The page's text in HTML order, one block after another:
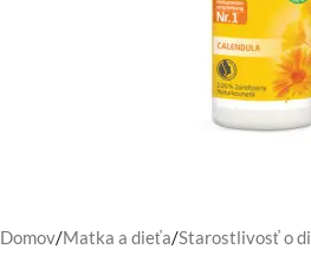
Domov/Matka a dieťa/Starostlivosť o